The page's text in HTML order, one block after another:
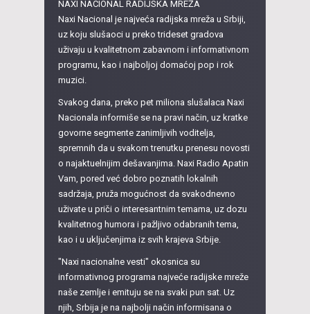
NAXI NACIONAL RADIJSKA MREŽA
Naxi Nacional je najveća radijska mreža u Srbiji,
uz koju slušaoci u preko trideset gradova
uživaju u kvalitetnom zabavnom i informativnom
programu, kao i najboljoj domaćoj pop i rok
muzici.
Svakog dana, preko pet miliona slušalaca Naxi
Nacionala informiše se na pravi način, uz kratke
govorne segmente zanimljivih voditelja,
spremnih da u svakom trenutku prenesu novosti
o najaktuelnijim dešavanjima. Naxi Radio Apatin
Vam, pored već dobro poznatih lokalnih
sadržaja, pruža mogućnost da svakodnevno
uživate u priči o interesantnim temama, uz dozu
kvalitetnog humora i pažljivo odabranih tema,
kao i u uključenjima iz svih krajeva Srbije.
"Naxi nacionalne vesti" okosnica su
informativnog programa najveće radijske mreže
naše zemlje i emituju se na svaki pun sat. Uz
njih, Srbija je na najbolji način informisana o